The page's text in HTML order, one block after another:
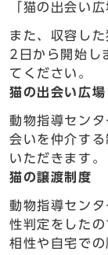
「猫の出会い
また、収容し
2日から開始し
てください。
猫の出会い広場
動物指導セン
会いを仲介す
いただきます。
猫の譲渡制度
動物指導セン
性判定をした
相性や自宅で